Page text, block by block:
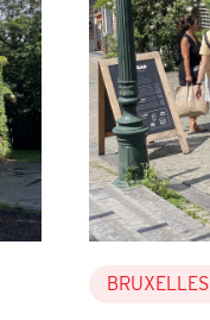
BRUXELLES